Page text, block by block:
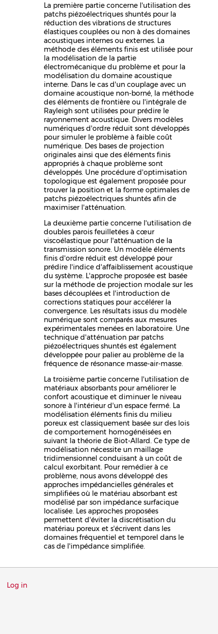
La première partie concerne l'utilisation des
patchs piézoélectriques shuntés pour la
réduction des vibrations de structures
élastiques couplées ou non à des domaines
acoustiques internes ou externes. La
méthode des éléments finis est utilisée pour
la modélisation de la partie
électromécanique du problème et pour la
modélisation du domaine acoustique
interne. Dans le cas d'un couplage avec un
domaine acoustique non-borné, la méthode
des éléments de frontière ou l'intégrale de
Rayleigh sont utilisées pour prédire le
rayonnement acoustique. Divers modèles
numériques d'ordre réduit sont développés
pour simuler le problème à faible coût
numérique. Des bases de projection
originales ainsi que des éléments finis
appropriés à chaque problème sont
développés. Une procédure d'optimisation
topologique est également proposée pour
trouver la position et la forme optimales de
patchs piézoélectriques shuntés afin de
maximiser l'atténuation.
La deuxième partie concerne l'utilisation de
doubles parois feuilletées à cœur
viscoélastique pour l'atténuation de la
transmission sonore. Un modèle éléments
finis d'ordre réduit est développé pour
prédire l'indice d'affaiblissement acoustique
du système. L'approche proposée est basée
sur la méthode de projection modale sur les
bases découplées et l'introduction de
corrections statiques pour accélérer la
convergence. Les résultats issus du modèle
numérique sont comparés aux mesures
expérimentales menées en laboratoire. Une
technique d'atténuation par patchs
piézoélectriques shuntés est également
développée pour palier au problème de la
fréquence de résonance masse-air-masse.
La troisième partie concerne l'utilisation de
matériaux absorbants pour améliorer le
confort acoustique et diminuer le niveau
sonore à l'intérieur d'un espace fermé. La
modélisation éléments finis du milieu
poreux est classiquement basée sur des lois
de comportement homogénéisées en
suivant la théorie de Biot-Allard. Ce type de
modélisation nécessite un maillage
tridimensionnel conduisant à un coût de
calcul exorbitant. Pour remédier à ce
problème, nous avons développé des
approches impédancielles générales et
simplifiées où le matériau absorbant est
modélisé par son impédance surfacique
localisée. Les approches proposées
permettent d'éviter la discrétisation du
matériau poreux et s'écrivent dans les
domaines fréquentiel et temporel dans le
cas de l'impédance simplifiée.
Menu
Log in